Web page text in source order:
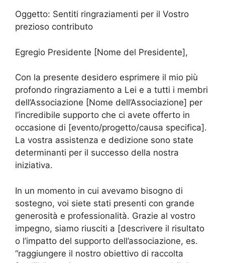
Oggetto: Sentiti ringraziamenti per il Vostro
prezioso contributo
Egregio Presidente [Nome del Presidente],
Con la presente desidero esprimere il mio più
profondo ringraziamento a Lei e a tutti i membri
dell’Associazione [Nome dell’Associazione] per
l’incredibile supporto che ci avete offerto in
occasione di [evento/progetto/causa specifica].
La vostra assistenza e dedizione sono state
determinanti per il successo della nostra
iniziativa.
In un momento in cui avevamo bisogno di
sostegno, voi siete stati presenti con grande
generosità e professionalità. Grazie al vostro
impegno, siamo riusciti a [descrivere il risultato
o l’impatto del supporto dell’associazione, es.
“raggiungere il nostro obiettivo di raccolta